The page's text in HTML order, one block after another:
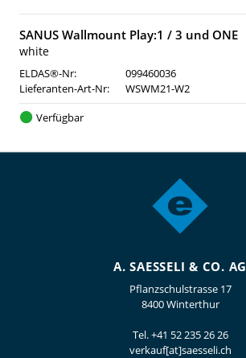
SANUS Wallmount Play:1 / 3 und ONE
white
ELDAS®-Nr:
099460036
Lieferanten-Art-Nr:
WSWM21-W2
Verfügbar
A. SAESSELI & CO. AG
Pflanzschulstrasse 17
8400 Winterthur
Tel.+41 52 235 26 26
verkauf[at]saesseli.ch